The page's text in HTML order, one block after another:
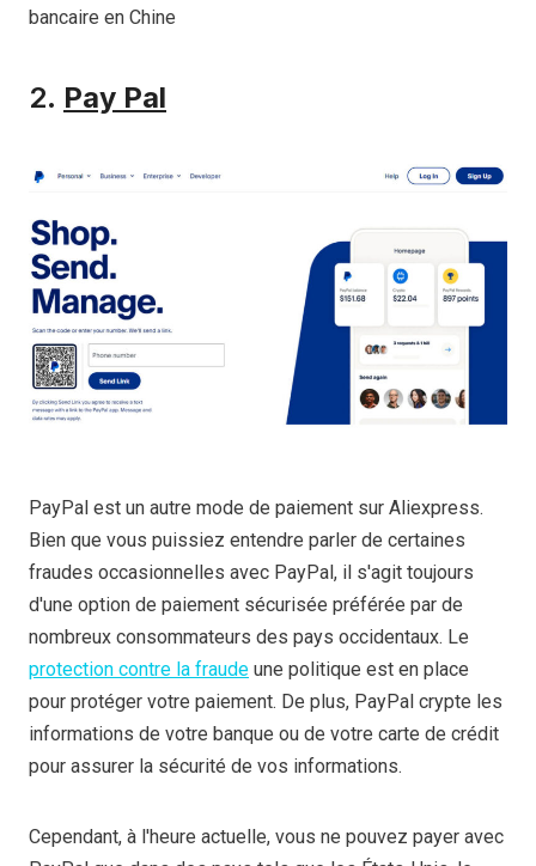
bancaire en Chine
2. Pay Pal
PayPal est un autre mode de paiement sur Aliexpress.
Bien que vous puissiez entendre parler de certaines
fraudes occasionnelles avec PayPal, il s'agit toujours
d'une option de paiement sécurisée préférée par de
nombreux consommateurs des pays occidentaux. Le
protection contre la fraude une politique est en place
pour protéger votre paiement. De plus, PayPal crypte les
informations de votre banque ou de votre carte de crédit
pour assurer la sécurité de vos informations.
Cependant, à l'heure actuelle, vous ne pouvez payer avec